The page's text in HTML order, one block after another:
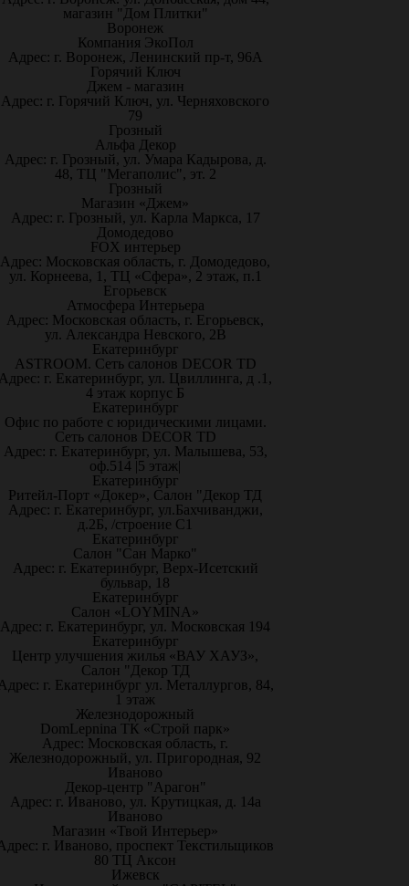
магазин "Дом Плитки"
Воронеж
Компания ЭкоПол
Адрес: г. Воронеж, Ленинский пр-т, 96А
Горячий Ключ
Джем - магазин
Адрес: г. Горячий Ключ, ул. Черняховского
79
Грозный
Альфа Декор
Адрес: г. Грозный, ул. Умара Кадырова, д.
48, ТЦ "Мегаполис", эт. 2
Грозный
Магазин «Джем»
Адрес: г. Грозный, ул. Карла Маркса, 17
Домодедово
FOX интерьер
Адрес: Московская область, г. Домодедово,
ул. Корнеева, 1, ТЦ «Сфера», 2 этаж, п.1
Егорьевск
Атмосфера Интерьера
Адрес: Московская область, г. Егорьевск,
ул. Александра Невского, 2В
Екатеринбург
ASTROOM. Сеть салонов DECOR TD
г. Екатеринбург, ул. Цвиллинга, д .1,
4 этаж корпус Б
Екатеринбург
Офис по работе с юридическими лицами.
Сеть салонов DECOR TD
Адрес: г. Екатеринбург, ул. Малышева, 53,
оф.514 |5 этаж|
Екатеринбург
Ритейл-Порт «Докер», Салон "Декор ТД
Адрес: г. Екатеринбург, ул.Бахчиванджи,
д.2Б, /строение С1
Екатеринбург
Салон "Сан Марко"
Адрес: г. Екатеринбург, Верх-Исетский
бульвар, 18
Екатеринбург
Салон «LOYMINA»
Адрес: г. Екатеринбург, ул. Московская 194
Екатеринбург
Центр улучшения жилья «ВАУ ХАУЗ»,
Салон "Декор ТД
г. Екатеринбург ул. Металлургов, 84,
1 этаж
Железнодорожный
DomLepnina ТК «Строй парк»
Адрес: Московская область, г.
Железнодорожный, ул. Пригородная, 92
Иваново
Декор-центр "Арагон"
Адрес: г. Иваново, ул. Крутицкая, д. 14а
Иваново
Магазин «Твой Интерьер»
г. Иваново, проспект Текстильщиков
80 ТЦ Аксон
Ижевск